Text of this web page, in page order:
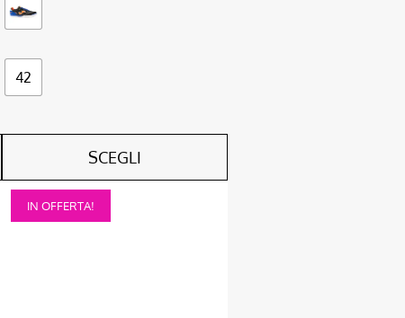
42
SCEGLI
IN OFFERTA!
Questo
prodotto